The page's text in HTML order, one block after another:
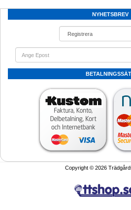
NYHETSBREV
Copyright © 2026